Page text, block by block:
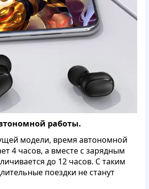
работы.
модели, время автономной
4 часов, а вместе с зарядным
до 12 часов. С таким
поездки не станут